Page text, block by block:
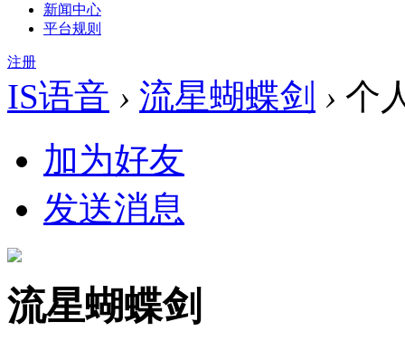
新闻中心
平台规则
注册
IS语音 › 流星蝴蝶剑 › 个
加为好友
发送消息
流星蝴蝶剑